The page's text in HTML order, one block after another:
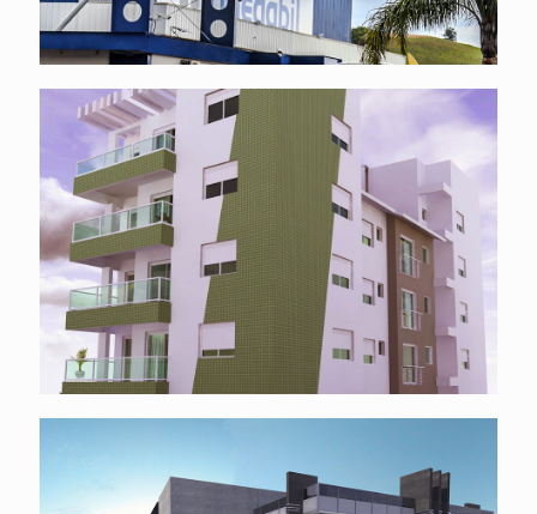
Arquitetura simples e elegante